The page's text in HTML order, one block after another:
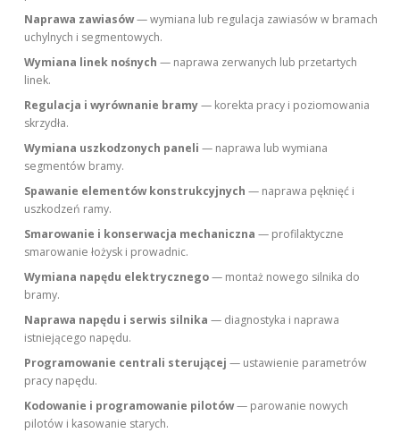
Naprawa zawiasów— wymiana lub regulacja zawiasów w bramach
uchylnych i segmentowych.
Wymiana linek nośnych — naprawa zerwanych lub przetartych
linek.
Regulacja i wyrównanie bramy— korekta pracy i poziomowania
skrzydła.
Wymiana uszkodzonych paneli — naprawa lub wymiana
segmentów bramy.
Spawanie elementów konstrukcyjnych — naprawa pęknięć i
uszkodzeń ramy.
Smarowanie i konserwacja mechaniczna — profilaktyczne
smarowanie łożysk i prowadnic.
Wymiana napędu elektrycznego— montaż nowego silnika do
bramy.
Naprawa napędu i serwis silnika — diagnostyka i naprawa
istniejącego napędu.
Programowanie centrali sterującej — ustawienie parametrów
pracy napędu.
Kodowanie i programowanie pilotów— parowanie nowych
pilotów i kasowanie starych.